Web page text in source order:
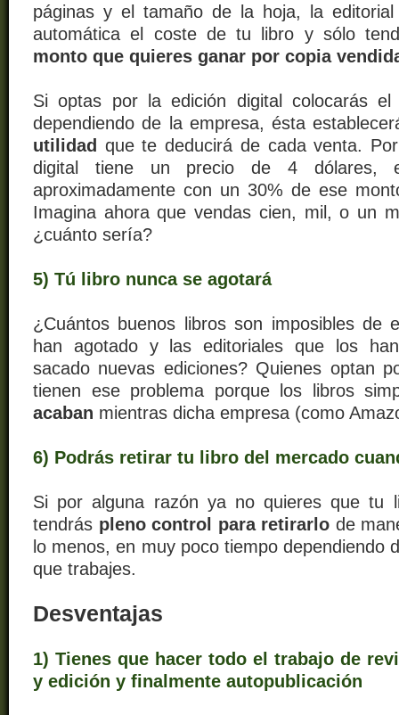
páginas y el tamaño de la hoja, la
automática el coste de tu libro y sólo
monto que quieres ganar por copia
Si optas por la edición digital colocarás
dependiendo de la empresa, ésta
utilidad que te deducirá de cada venta.
digital tiene un precio de 4 dólares,
aproximadamente con un 30% de ese
Imagina ahora que vendas cien, mil, o un
¿cuánto sería?
5) Tú libro nunca se agotará
¿Cuántos buenos libros son imposibles de
han agotado y las editoriales que los
sacado nuevas ediciones? Quienes optan
tienen ese problema porque los libros
acaban mientras dicha empresa (como
6) Podrás retirar tu libro del mercado
Si por alguna razón ya no quieres que tu
tendrás pleno control para retirarlo de
lo menos, en muy poco tiempo dependiendo
que trabajes.
Desventajas
1) Tienes que hacer todo el trabajo de
y edición y finalmente autopublicación